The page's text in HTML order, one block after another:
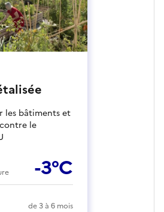
les bâtiments et
le
-3°C
de 3 à 6 mois